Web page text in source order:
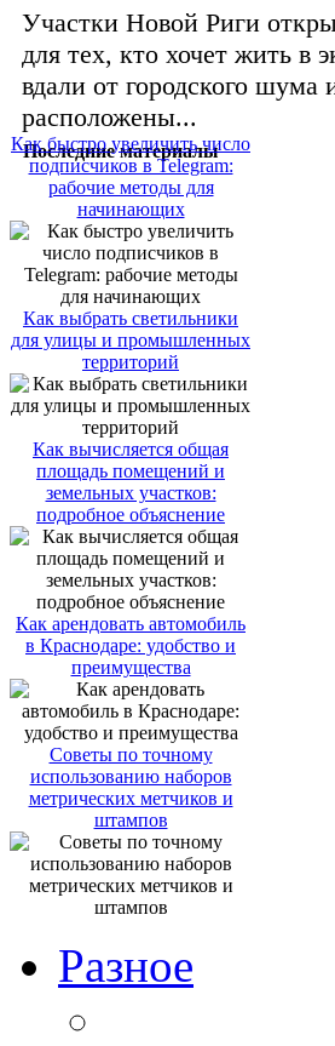
Участки Новой Риги
для тех, кто хочет жить в
вдали от городского
расположены...
Последние материалы
Как быстро увеличить число
подписчиков в Telegram:
рабочие методы для
начинающих
Как выбрать светильники
для улицы и промышленных
территорий
Как вычисляется общая
площадь помещений и
земельных участков:
подробное объяснение
Как арендовать автомобиль
в Краснодаре: удобство и
преимущества
Советы по точному
использованию наборов
метрических метчиков и
штампов
Разное